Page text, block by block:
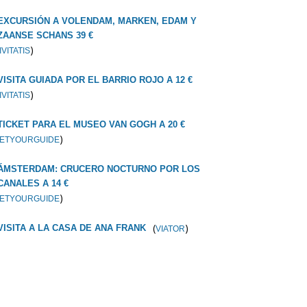
A VOLENDAM, MARKEN, EDAM Y
SCHANS 39 €
)
GUIADA POR EL BARRIO ROJO A 12 €
)
PARA EL MUSEO VAN GOGH A 20 €
)
CRUCERO NOCTURNO POR LOS
A 14 €
)
A LA CASA DE ANA FRANK (VIATOR)